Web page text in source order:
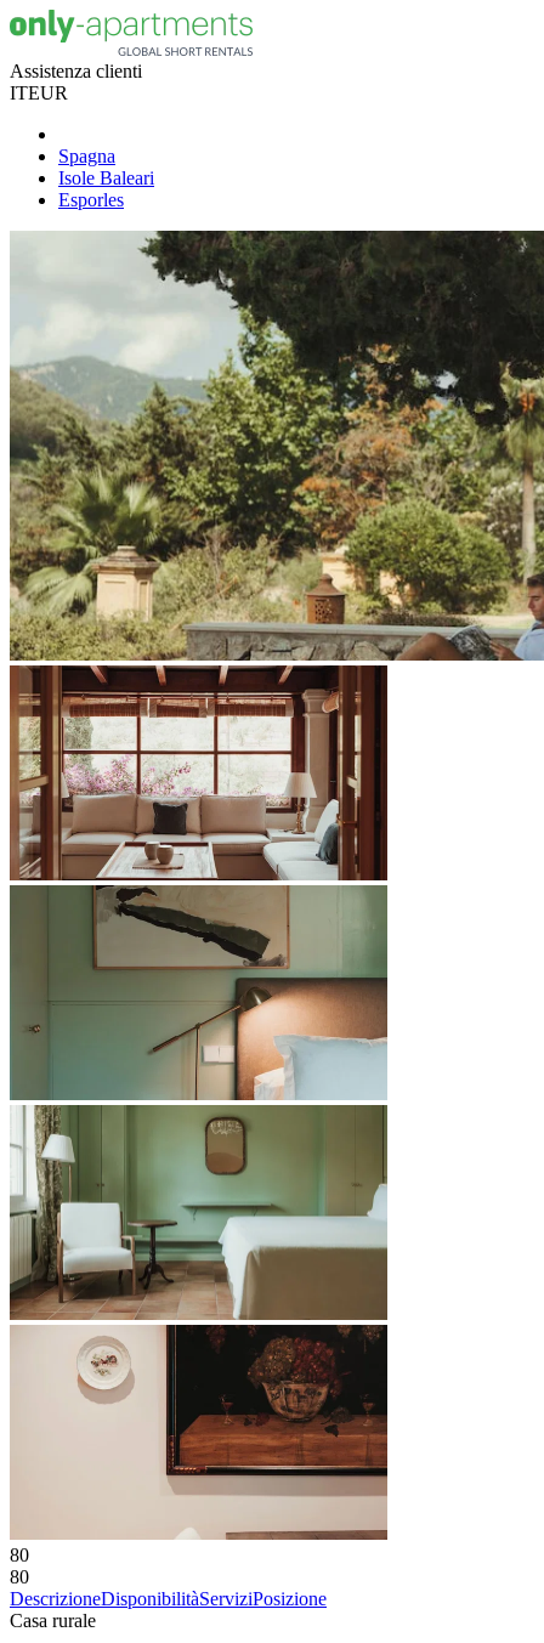
Assistenza clienti
ITEUR
Spagna
Isole Baleari
Esporles
80
80
DescrizioneDisponibilitàServiziPosizione
Casa rurale